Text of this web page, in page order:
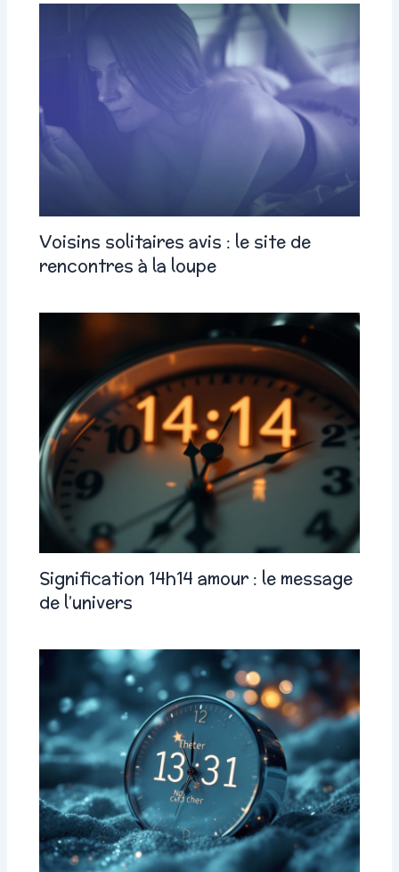
Voisins solitaires avis : le site de
rencontres à la loupe
Signification 14h14 amour : le message
de l’univers